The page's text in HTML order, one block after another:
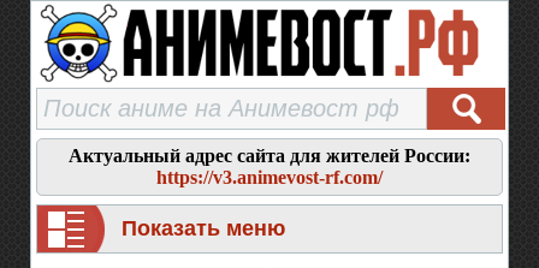
Актуальный адрес сайта для жителей России:
https://v3.animevost-rf.com/
Показать меню